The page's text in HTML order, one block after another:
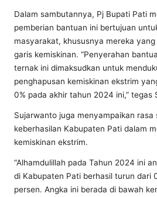
Dalam sambutannya, Pj Bupati Pati
pemberian bantuan ini bertujuan
masyarakat, khususnya mereka
garis kemiskinan. “Penyerahan
ternak ini dimaksudkan untuk
penghapusan kemiskinan ekstrim
0% pada akhir tahun 2024 ini,” tegas
Sujarwanto juga menyampaikan
keberhasilan Kabupaten Pati dalam
kemiskinan ekstrim.
“Alhamdulillah pada Tahun 2024 ini
di Kabupaten Pati berhasil turun dari
persen. Angka ini berada di bawah